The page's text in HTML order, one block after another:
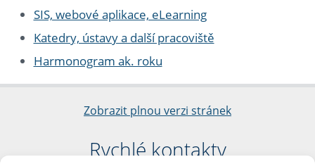
SIS, webové aplikace, eLearning
Katedry, ústavy a další pracoviště
Harmonogram ak. roku
Zobrazit plnou verzi stránek
Rychlé kontakty